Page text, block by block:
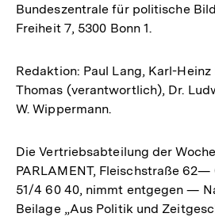
Bundeszentrale für politische
Freiheit 7, 5300 Bonn 1.
Redaktion: Paul Lang, Karl-
Thomas (verantwortlich), Dr.
W. Wippermann.
Die Vertriebsabteilung der
PARLAMENT, Fleischstraße 62—
51/4 60 40, nimmt entgegen —
Beilage „Aus Politik und